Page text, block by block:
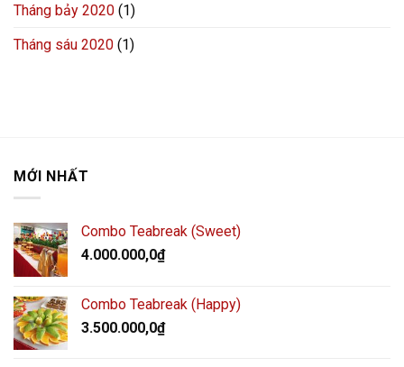
Tháng bảy 2020 (1)
Tháng sáu 2020 (1)
MỚI NHẤT
Combo Teabreak (Sweet)
4.000.000,0₫
Combo Teabreak (Happy)
3.500.000,0₫